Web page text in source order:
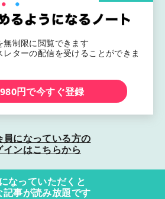
制限に閲覧できます
ターの配信を受けることができま
円で今すぐ登録
員になっている方の
インはこちらから
なっていただくと
記事が読み放題です